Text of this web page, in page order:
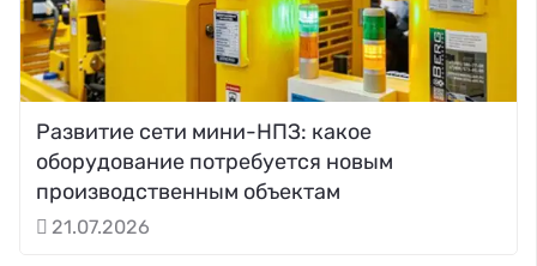
Развитие сети мини-НПЗ: какое
оборудование потребуется новым
производственным объектам
21.07.2026